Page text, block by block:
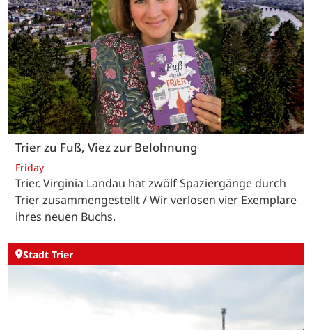
Trier zu Fuß, Viez zur Belohnung
Friday
Trier. Virginia Landau hat zwölf Spaziergänge durch
Trier zusammengestellt / Wir verlosen vier Exemplare
ihres neuen Buchs.
Stadt Trier